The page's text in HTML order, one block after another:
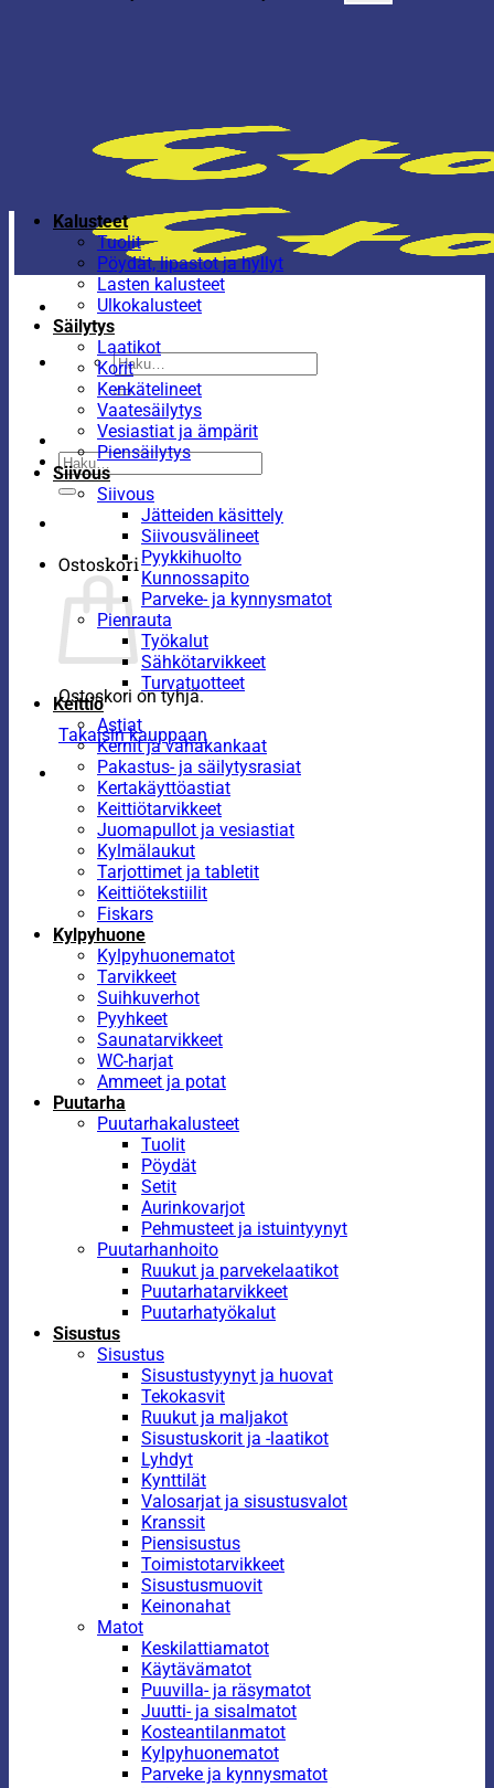
Etsi:
Etsi:
Ostoskori
Ostoskori on tyhjä.
Takaisin kauppaan
Kalusteet
Tuolit
Pöydät, lipastot ja hyllyt
Lasten kalusteet
Ulkokalusteet
Säilytys
Laatikot
Korit
Kenkätelineet
Vaatesäilytys
Vesiastiat ja ämpärit
Piensäilytys
Siivous
Siivous
Jätteiden käsittely
Siivousvälineet
Pyykkihuolto
Kunnossapito
Parveke- ja kynnysmatot
Pienrauta
Työkalut
Sähkötarvikkeet
Turvatuotteet
Keittiö
Astiat
Kernit ja vahakankaat
Pakastus- ja säilytysrasiat
Kertakäyttöastiat
Keittiötarvikkeet
Juomapullot ja vesiastiat
Kylmälaukut
Tarjottimet ja tabletit
Keittiötekstiilit
Fiskars
Kylpyhuone
Kylpyhuonematot
Tarvikkeet
Suihkuverhot
Pyyhkeet
Saunatarvikkeet
WC-harjat
Ammeet ja potat
Puutarha
Puutarhakalusteet
Tuolit
Pöydät
Setit
Aurinkovarjot
Pehmusteet ja istuintyynyt
Puutarhanhoito
Ruukut ja parvekelaatikot
Puutarhatarvikkeet
Puutarhatyökalut
Sisustus
Sisustus
Sisustustyynyt ja huovat
Tekokasvit
Ruukut ja maljakot
Sisustuskorit ja -laatikot
Lyhdyt
Kynttilät
Valosarjat ja sisustusvalot
Kranssit
Piensisustus
Toimistotarvikkeet
Sisustusmuovit
Keinonahat
Matot
Keskilattiamatot
Käytävämatot
Puuvilla- ja räsymatot
Juutti- ja sisalmatot
Kosteantilanmatot
Kylpyhuonematot
Parveke ja kynnysmatot